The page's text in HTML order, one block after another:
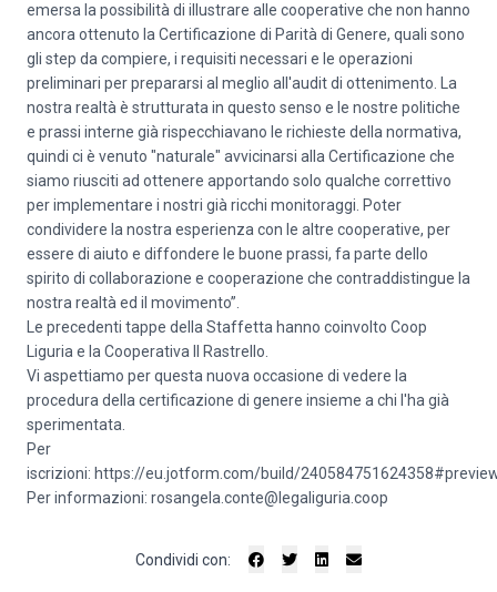
emersa la possibilità di illustrare alle cooperative che non hanno
ancora ottenuto la Certificazione di Parità di Genere, quali sono
gli step da compiere, i requisiti necessari e le operazioni
preliminari per prepararsi al meglio all'audit di ottenimento. La
nostra realtà è strutturata in questo senso e le nostre politiche
e prassi interne già rispecchiavano le richieste della normativa,
quindi ci è venuto "naturale" avvicinarsi alla Certificazione che
siamo riusciti ad ottenere apportando solo qualche correttivo
per implementare i nostri già ricchi monitoraggi. Poter
condividere la nostra esperienza con le altre cooperative, per
essere di aiuto e diffondere le buone prassi, fa parte dello
spirito di collaborazione e cooperazione che contraddistingue la
nostra realtà ed il movimento”.
Le precedenti tappe della Staffetta hanno coinvolto Coop
Liguria e la Cooperativa Il Rastrello.
Vi aspettiamo per questa nuova occasione di vedere la
procedura della certificazione di genere insieme a chi l'ha già
sperimentata.
Per
iscrizioni: https://eu.jotform.com/build/
Per informazioni: rosangela.conte@legaliguria.coop
Condividi con: